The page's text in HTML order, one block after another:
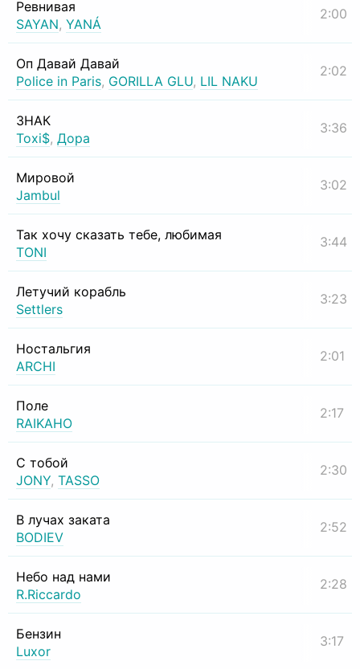
Ревнивая
SAYAN, YANÁ
2:00
Оп Давай Давай
Police in Paris, GORILLA GLU, LIL NAKU
2:02
ЗНАК
Toxi$, Дора
3:36
Мировой
Jambul
3:02
Так хочу сказать тебе, любимая
TONI
3:44
Летучий корабль
Settlers
3:23
Ностальгия
ARCHI
2:01
Поле
RAIKAHO
2:17
С тобой
JONY, TASSO
2:30
В лучах заката
BODIEV
2:52
Небо над нами
R.Riccardo
2:28
Бензин
Luxor
3:17